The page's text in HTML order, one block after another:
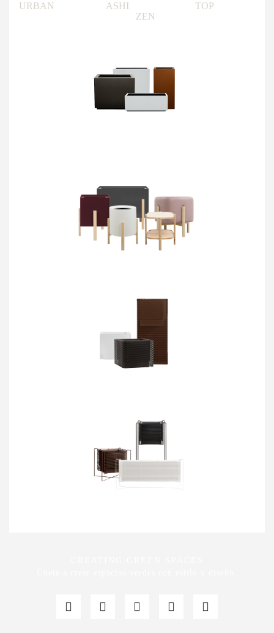
URBAN ASHI TOP
ZEN